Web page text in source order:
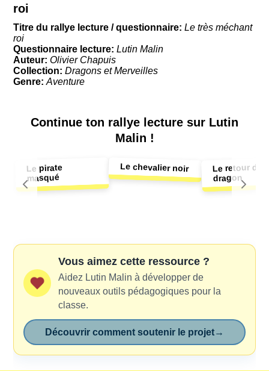
roi
Titre du rallye lecture / questionnaire:Le très méchant
roi
Questionnaire lecture:Lutin Malin
Auteur:Olivier Chapuis
Collection:Dragons et Merveilles
Genre:Aventure
Continue ton rallye lecture sur Lutin
Malin !
Le pirate
masqué
Le chevalier noir Le retour du
dragon
Vous aimez cette ressource ?
Aidez Lutin Malin à développer de
nouveaux outils pédagogiques pour la
classe.
Découvrir comment soutenir le projet→